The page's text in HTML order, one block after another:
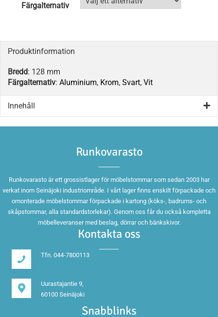
Färgalternativ
Produktinformation
Bredd: 128 mm
Färgalternativ: Aluminium, Krom, Svart, Vit
Innehåll
Runkovarasto
Runkovarasto är ett grossistlager för möbelstommar som sedan 2003 har
verkat inom Seinäjoki industriområde. I vårt lager finns enskilt förpackade och
omonterade möbelstommar förpackade i kartong (köks-, badrums- och
skåpstommar, alla standardstorlekar). Genom oss får du också kompletta
möbelleveranser med beslag, dörrar och bänkskivor.
Kontakta oss
Tfn. 044-7800113
Uurastajantie 9,
60100 Seinäjoki
Snabblinks